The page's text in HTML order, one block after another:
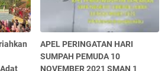
APEL PERINGATAN HARI
SUMPAH PEMUDA 10
NOVEMBER 2021 SMAN 1